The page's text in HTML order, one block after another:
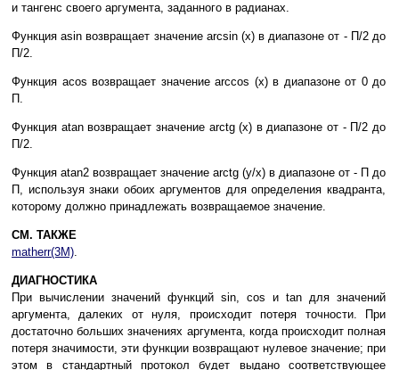
и тангенс своего аргумента, заданного в радианах.
Функция asin возвращает значение arcsin (x) в диапазоне от - П/2 до
П/2.
Функция acos возвращает значение arccos (x) в диапазоне от 0 до
П.
Функция atan возвращает значение arctg (x) в диапазоне от - П/2 до
П/2.
Функция atan2 возвращает значение arctg (y/x) в диапазоне от - П до
П, используя знаки обоих аргументов для определения квадранта,
которому должно принадлежать возвращаемое значение.
СМ. ТАКЖЕ
matherr(3M).
ДИАГНОСТИКА
При вычислении значений функций sin, cos и tan для значений
аргумента, далеких от нуля, происходит потеря точности. При
достаточно больших значениях аргумента, когда происходит полная
потеря значимости, эти функции возвращают нулевое значение; при
этом в стандартный протокол будет выдано соответствующее